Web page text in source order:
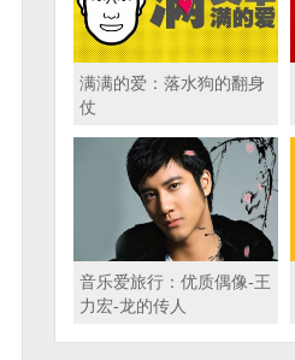
满满的爱：落水狗的翻身
仗
音乐爱旅行：优质偶像-王
力宏-龙的传人